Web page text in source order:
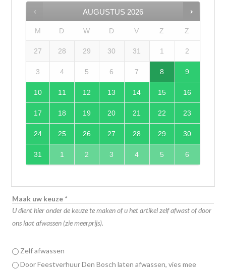
AUGUSTUS 2026
M D W D V Z Z
27 28 29 30 31 1 2
3 4 5 6 7 8 9
10 11 12 13 14 15 16
17 18 19 20 21 22 23
24 25 26 27 28 29 30
31 1 2 3 4 5 6
Maak uw keuze *
U dient hier onder de keuze te maken of u het artikel zelf afwast of door
ons laat afwassen (zie meerprijs).
Zelf afwassen
Door Feestverhuur Den Bosch laten afwassen, vies mee